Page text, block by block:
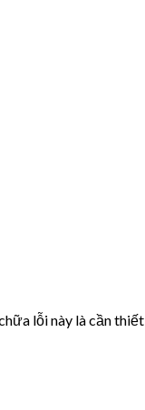
lỗi này là cần thiết